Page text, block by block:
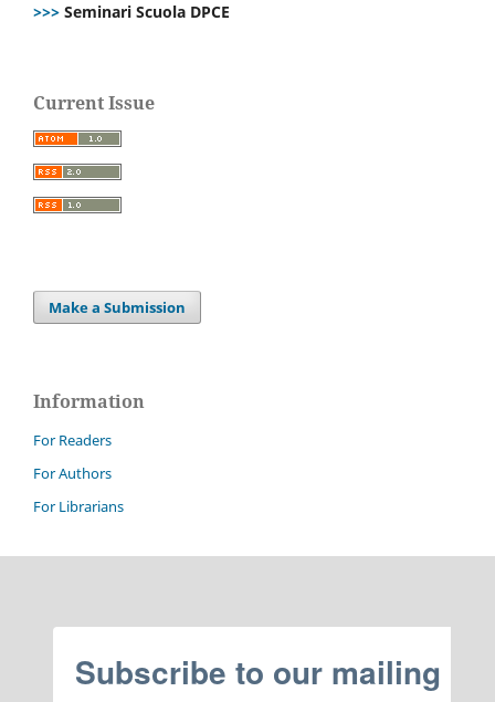
>>> Seminari Scuola DPCE
Current Issue
Make a Submission
Information
For Readers
For Authors
For Librarians